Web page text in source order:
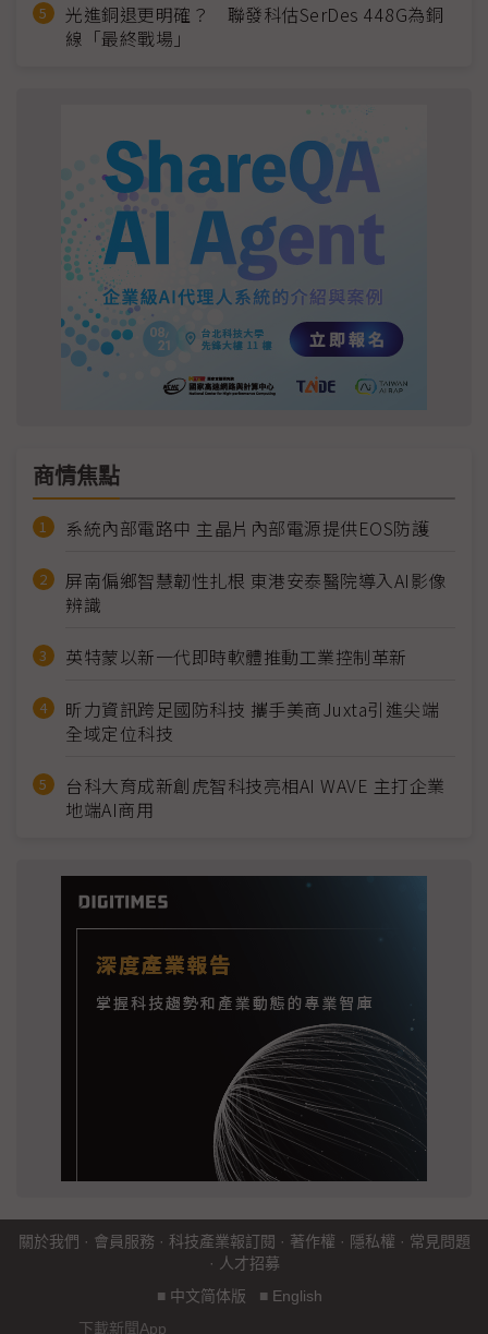
光進銅退更明確？ 聯發科估SerDes 448G為銅
線「最終戰場」
商情焦點
系統內部電路中 主晶片內部電源提供EOS防護
屏南偏鄉智慧韌性扎根 東港安泰醫院導入AI影像
辨識
英特蒙以新一代即時軟體推動工業控制革新
昕力資訊跨足國防科技 攜手美商Juxta引進尖端
全域定位科技
台科大育成新創虎智科技亮相AI WAVE 主打企業
地端AI商用
關於我們 · 會員服務 · 科技產業報訂閱 · 著作權 · 隱私權 · 常見問題
· 人才招募
■ 中文简体版 ■ English
下載新聞App